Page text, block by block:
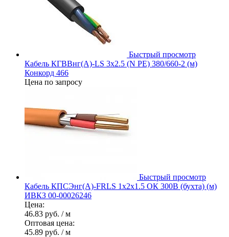
Быстрый просмотр
Кабель КГВВнг(А)-LS 3х2.5 (N PE) 380/660-2 (м)
Конкорд 466
Цена по запросу
Быстрый просмотр
Кабель КПСЭнг(А)-FRLS 1х2х1.5 ОК 300В (бухта) (м)
ИВКЗ 00-00026246
Цена:
46.83 руб. / м
Оптовая цена:
45.89 руб. / м